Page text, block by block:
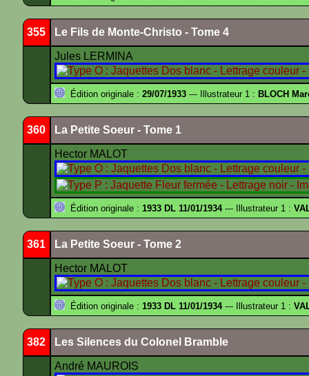
355 Le Fils de Monte-Christo - Tome 4
Jules LERMINA
Édition originale : 29/07/1933 --- Illustrateur 1 : BLOCH
360 La Petite Soeur - Tome 1
Hector MALOT
Édition originale : 1933 DL 11/01/1934--- Illustrateur 1 :
361 La Petite Soeur - Tome 2
Hector MALOT
Édition originale : 1933 DL 11/01/1934--- Illustrateur 1 :
382 Les Silences du Colonel Bramble
André MAUROIS